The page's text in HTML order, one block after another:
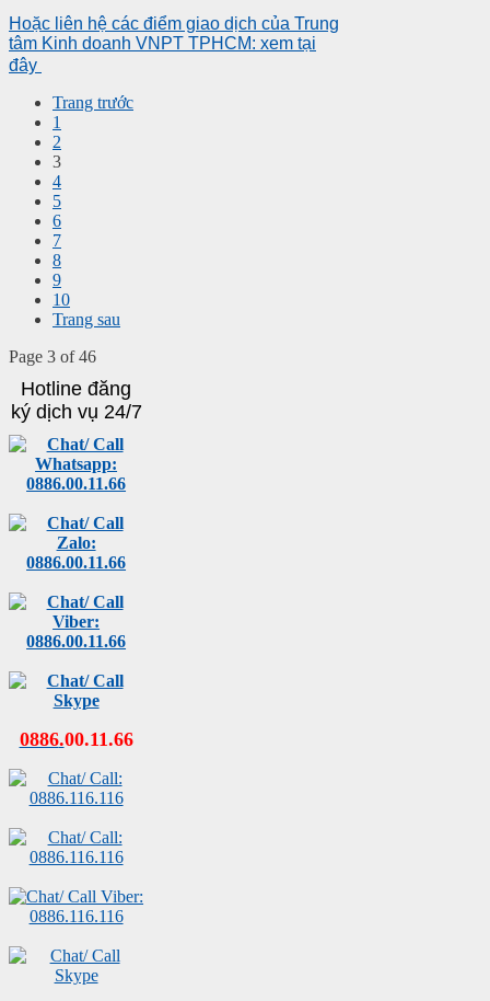
Hoặc liên hệ các điểm giao dịch của Trung
tâm Kinh doanh VNPT TPHCM: xem tại
đây
Trang trước
1
2
3
4
5
6
7
8
9
10
Trang sau
Page 3 of 46
Hotline đăng
ký dịch vụ 24/7
0886.00.11.66